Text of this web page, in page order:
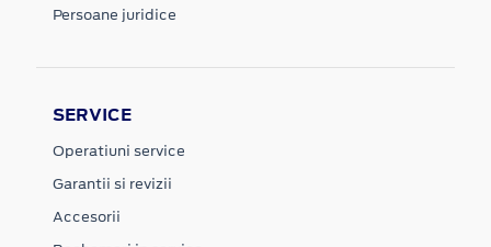
Persoane juridice
SERVICE
Operatiuni service
Garantii si revizii
Accesorii